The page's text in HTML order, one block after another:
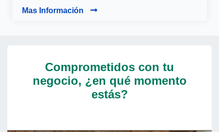
Mas Información
Comprometidos con tu
negocio, ¿en qué momento
estás?